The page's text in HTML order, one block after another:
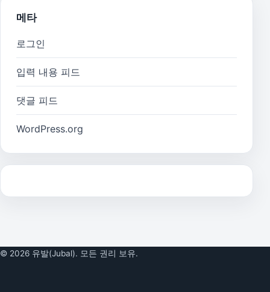
메타
로그인
입력 내용 피드
댓글 피드
WordPress.org
© 2026 유발(Jubal). 모든 권리 보유.